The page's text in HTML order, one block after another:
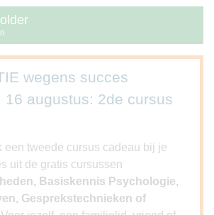
wegens succes
16 augustus: 2de cursus
een tweede cursus cadeau bij je
uit de gratis cursussen
Basiskennis Psychologie,
Gesprekstechnieken of